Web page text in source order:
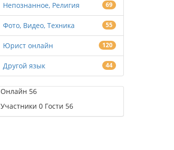
Непознанное, Религия 69
Фото, Видео, Техника 55
Юрист онлайн 120
Другой язык 44
Онлайн 56
Участники 0Гости 56